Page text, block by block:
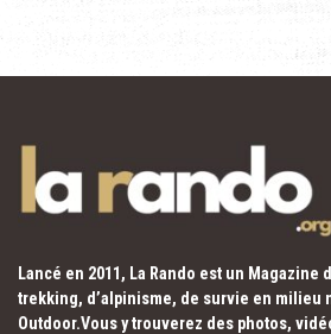
Lancé en 2011, La Rando est un Magazine
trekking, d’alpinisme, de survie en milieu
Outdoor.Vous y trouverez des photos,